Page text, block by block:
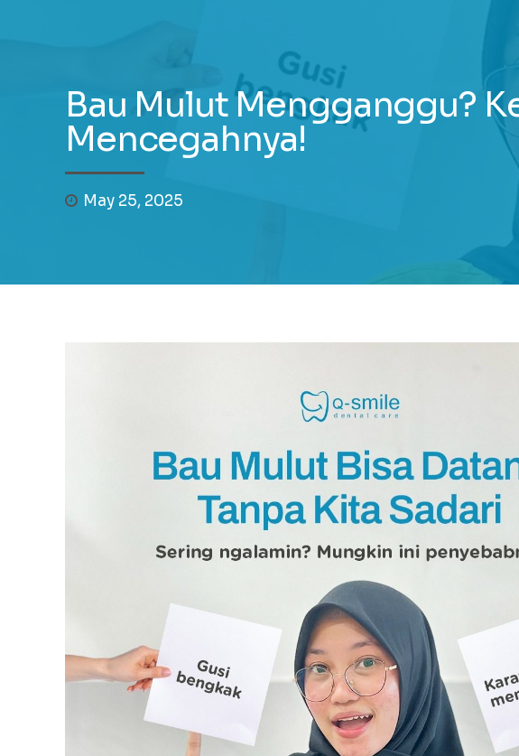
Bau Mulut Mengganggu?
Mencegahnya!
May 25, 2025